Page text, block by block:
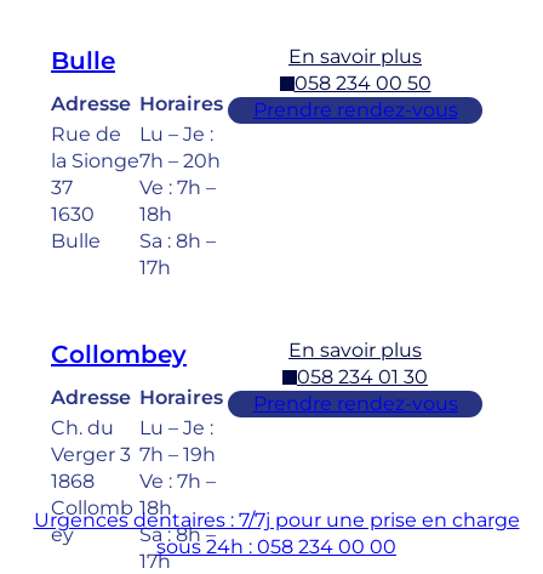
Bulle
Adresse
Rue de
la Sionge
37
1630
Bulle
Horaires
Lu – Je :
7h – 20h
Ve : 7h –
18h
Sa : 8h –
17h
En savoir plus
058 234 00 50
Prendre rendez-vous
Collombey
Adresse
Ch. du
Verger 3
1868
Collomb
ey
Horaires
Lu – Je :
7h – 19h
Ve : 7h –
18h
Sa : 8h –
17h
En savoir plus
058 234 01 30
Prendre rendez-vous
Urgences dentaires : 7/7j pour une prise en charge
sous 24h : 058 234 00 00